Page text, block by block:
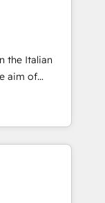
a
the Italian
aim of
by
integrating
from CRM
sales